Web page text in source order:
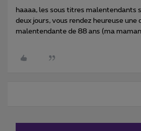
haaaa, les sous titres malentendants
deux jours, vous rendez heureuse une
malentendante de 88 ans (ma